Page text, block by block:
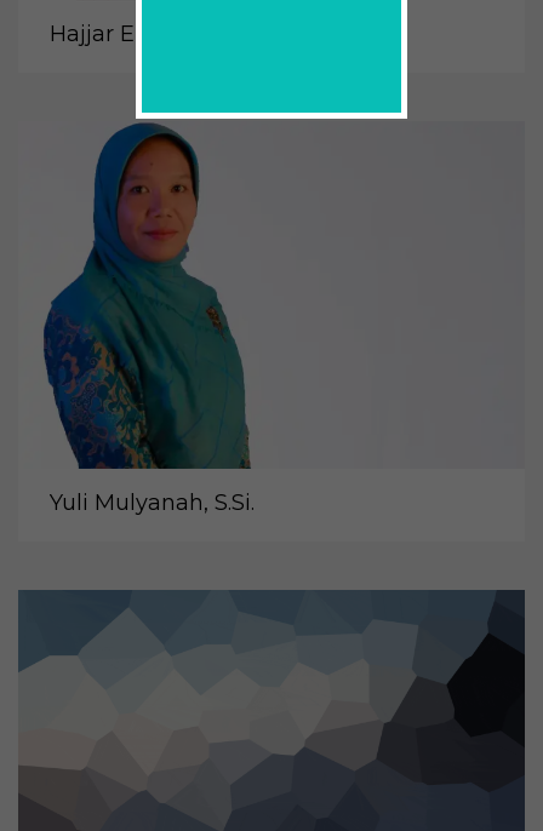
Hajjar Ekasari, S.Pd., M.Pd.
Yuli Mulyanah, S.Si.